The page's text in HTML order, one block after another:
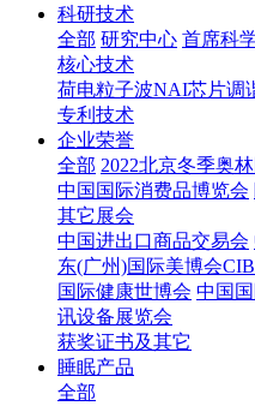
科研技术
全部 研究中心 首席科
核心技术
荷电粒子波NAI芯片调
专利技术
企业荣誉
全部 2022北京冬季奥
中国国际消费品博览会
其它展会
中国进出口商品交易会
东(广州)国际美博会
国际健康世博会 中国
讯设备展览会
获奖证书及其它
睡眠产品
全部